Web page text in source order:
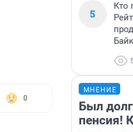
0
5
Кто
МНЕНИЕ
Был
пенсия!